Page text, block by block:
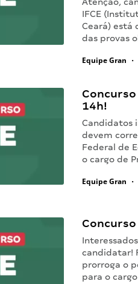
IFCE
Ceará) está
das provas
Equipe Gran •
14h!
Candidatos
devem
Federal de
o cargo de
Equipe Gran •
candidatar!
prorroga o
para o